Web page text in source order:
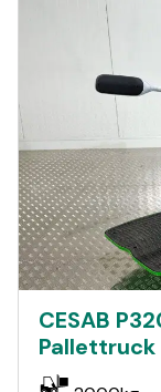
CESAB
Pallettruck